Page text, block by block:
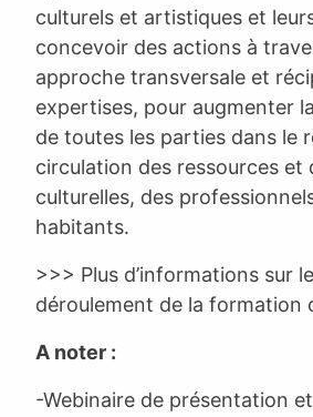
culturels et artistiques et
concevoir des actions à
approche transversale et
expertises, pour augmenter
de toutes les parties dans le
circulation des ressources et
culturelles, des
habitants.
>>> Plus d’informations sur
déroulement de la formation
A noter :
-Webinaire de présentation